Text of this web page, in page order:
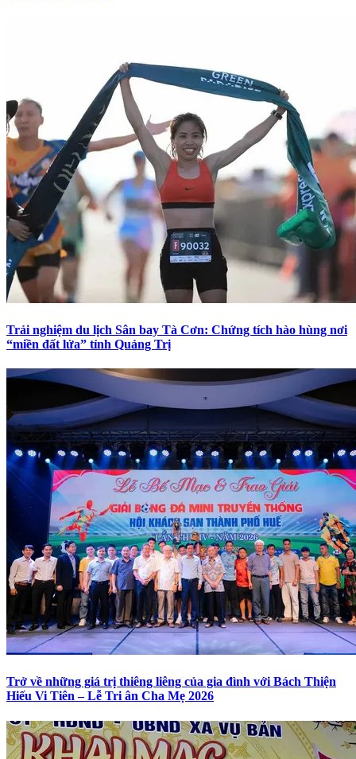
Trải nghiệm du lịch Sân bay Tà Cơn: Chứng tích hào hùng nơi
“miền đất lửa” tỉnh Quảng Trị
Trở về những giá trị thiêng liêng của gia đình với Bách Thiện
Hiếu Vi Tiên – Lễ Tri ân Cha Mẹ 2026